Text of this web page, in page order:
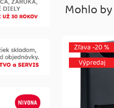
Mohlo
Zľava -20 %
Výpredaj